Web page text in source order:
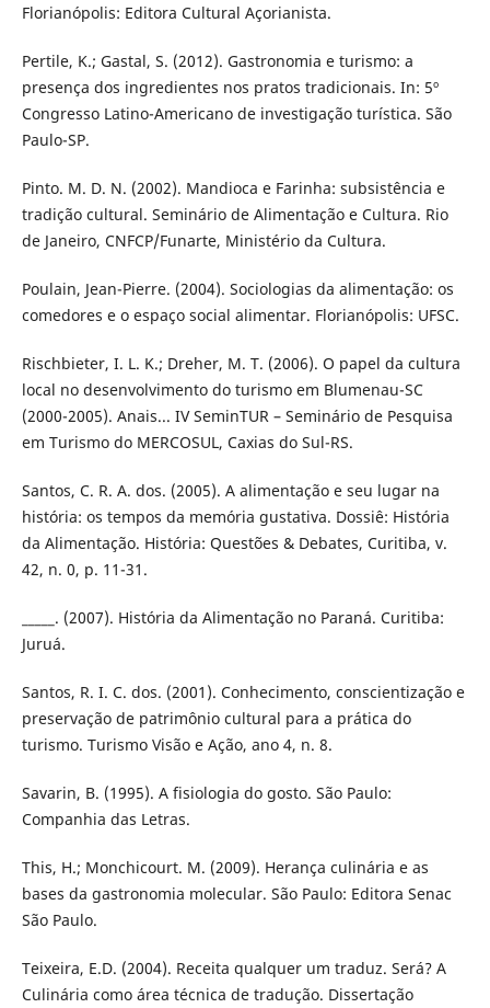
Florianópolis: Editora Cultural Açorianista.
Pertile, K.; Gastal, S. (2012). Gastronomia e turismo: a
presença dos ingredientes nos pratos tradicionais. In: 5º
Congresso Latino-Americano de investigação turística. São
Paulo-SP.
Pinto. M. D. N. (2002). Mandioca e Farinha: subsistência e
tradição cultural. Seminário de Alimentação e Cultura. Rio
de Janeiro, CNFCP/Funarte, Ministério da Cultura.
Poulain, Jean-Pierre. (2004). Sociologias da alimentação: os
comedores e o espaço social alimentar. Florianópolis: UFSC.
Rischbieter, I. L. K.; Dreher, M. T. (2006). O papel da cultura
local no desenvolvimento do turismo em Blumenau-SC
(2000-2005). Anais... IV SeminTUR – Seminário de Pesquisa
em Turismo do MERCOSUL, Caxias do Sul-RS.
Santos, C. R. A. dos. (2005). A alimentação e seu lugar na
história: os tempos da memória gustativa. Dossiê: História
da Alimentação. História: Questões & Debates, Curitiba, v.
42, n. 0, p. 11-31.
_____. (2007). História da Alimentação no Paraná. Curitiba:
Juruá.
Santos, R. I. C. dos. (2001). Conhecimento, conscientização e
preservação de patrimônio cultural para a prática do
turismo. Turismo Visão e Ação, ano 4, n. 8.
Savarin, B. (1995). A fisiologia do gosto. São Paulo:
Companhia das Letras.
This, H.; Monchicourt. M. (2009). Herança culinária e as
bases da gastronomia molecular. São Paulo: Editora Senac
São Paulo.
Teixeira, E.D. (2004). Receita qualquer um traduz. Será? A
Culinária como área técnica de tradução. Dissertação